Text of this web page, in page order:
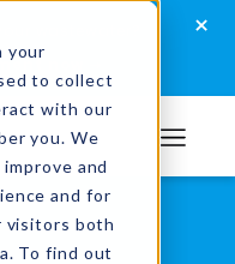
your
to collect
with our
you. We
and
and for
visitors both
To find out
×
now